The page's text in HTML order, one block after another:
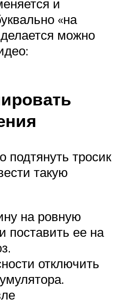
и
«на
делается можно
подтянуть тросик
такую
на ровную
поставить ее на
отключить